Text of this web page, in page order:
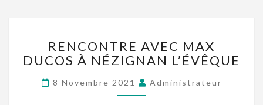
RENCONTRE AVEC MAX
DUCOS À NÉZIGNAN L’ÉVÊQUE
8 Novembre 2021 Administrateur